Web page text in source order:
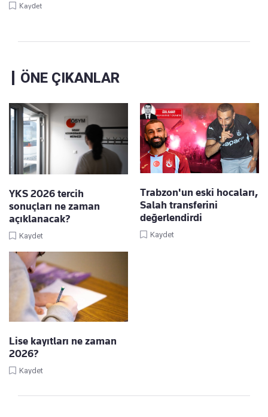
Kaydet
ÖNE ÇIKANLAR
YKS 2026 tercih
sonuçları ne zaman
açıklanacak?
Kaydet
Trabzon'un eski hocaları,
Salah transferini
değerlendirdi
Kaydet
Lise kayıtları ne zaman
2026?
Kaydet